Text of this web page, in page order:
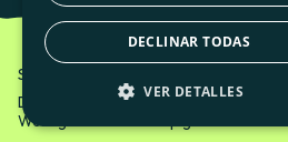
Som Energia SCCL - 2026
Diseinatzailea: Etéreo Design.
Web-garatzailea: Utopig Studio
DECLINAR TODAS
VER DETALLES
BÁSICAS